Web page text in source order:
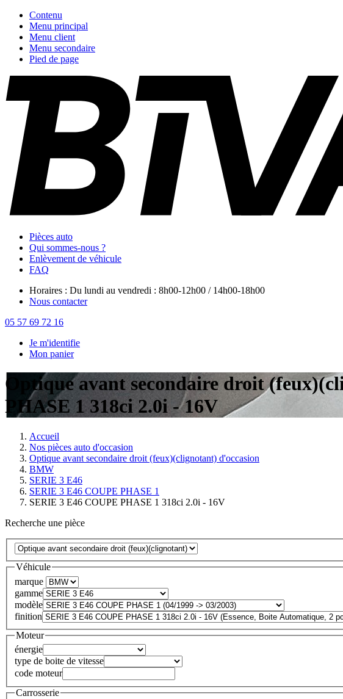
Contenu
Menu principal
Menu client
Menu secondaire
Pied de page
Pièces auto
Qui sommes-nous ?
Enlèvement de véhicule
FAQ
Horaires : Du lundi au vendredi : 8h00-12h00 / 14h00-18h00
Nous contacter
05 57 69 72 16
Je m'identifie
Mon panier
Optique avant secondaire droit
PHASE 1 318ci 2.0i - 16V
Accueil
Nos pièces auto d'occasion
Optique avant secondaire droit (feux)(clignotant) d'occasion
BMW
SERIE 3 E46
SERIE 3 E46 COUPE PHASE 1
SERIE 3 E46 COUPE PHASE 1 318ci 2.0i - 16V
Recherche une pièce
Véhicule
marque
gamme
modèle
finition
Moteur
énergie
type de boite de vitesse
code moteur
Carrosserie